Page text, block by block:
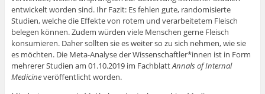
entwickelt worden sind. Ihr Fazit: Es fehlen gute, randomisierte
Studien, welche die Effekte von rotem und verarbeitetem Fleisch
belegen können. Zudem würden viele Menschen gerne Fleisch
konsumieren. Daher sollten sie es weiter so zu sich nehmen, wie sie
es möchten. Die Meta-Analyse der Wissenschaftler*innen ist in Form
mehrerer Studien am 01.10.2019 im FachblattAnnals of Internal
Medicineveröffentlicht worden.